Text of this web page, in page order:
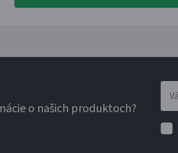
o našich produktoch?